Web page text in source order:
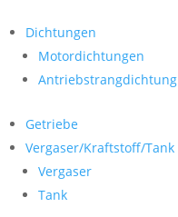
Dichtungen
Motordichtungen
Antriebstrangdichtung
Getriebe
Vergaser/Kraftstoff/Tank
Vergaser
Tank